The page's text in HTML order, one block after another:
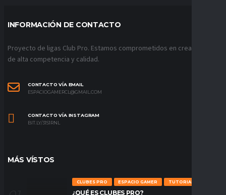
INFORMACIÓN DE CONTACTO
Proyecto de ligas Club Pro. Estamos comprometidos en crear ligas
de alta competencia y calidad.
CONTACTO VÍA EMAIL
ESPACIOGAMERCL@GMAIL.COM
CONTACTO VÍA INSTAGRAM
BIT.LY/31S1RNL
MÁS VÍSTOS
CLUBES PRO ESPACIO GAMER TUTORIALES
¿QUÉ ES CLUBES PRO?